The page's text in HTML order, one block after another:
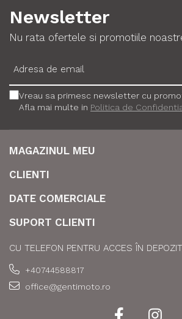
Newsletter
Nu rata ofertele si promotiile
Vreau sa primesc newsletter cu
Afla mai multe in Politica de
MAGAZINUL MEU
CLIENTI
DATE COMERCIALE
SUPORT CLIENTI
CU TELEFON PENTRU ACCES ÎN DEPOZIT
+40744588817
office@gentimoto.ro